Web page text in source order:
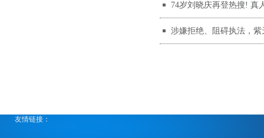
74岁刘晓庆再登热搜! 真
涉嫌拒绝、阻碍执法，
友情链接：